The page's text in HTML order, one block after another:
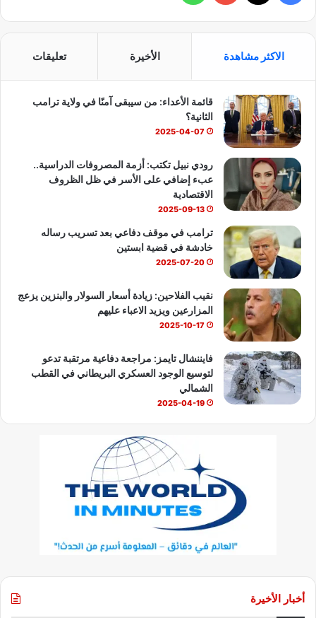
Y
T
u
b
e
ا
ا
ب
الأخيرة تعليقات
قائمة الأعداء: من سيبقى آمنًا في ولاية ترامب
الثانية؟
2025-04-07
رودي نبيل تكتب: أزمة المصروفات الدراسية..
عبء إضافي على الأسر في ظل الظروف
الاقتصادية
2025-09-13
ترامب في موقف دفاعي بعد تسريب رساله
خادشة في قضية ابستين
2025-07-20
نقيب الفلاحين: زيادة أسعار السولار والبنزين يزعج
المزارعين ويزيد الاعباء عليهم
2025-10-17
فايننشال تايمز: مراجعة دفاعية مرتقبة تدعو
لتوسيع الوجود العسكري البريطاني في القطب
الشمالي
2025-04-19